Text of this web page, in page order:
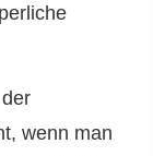
wenn man